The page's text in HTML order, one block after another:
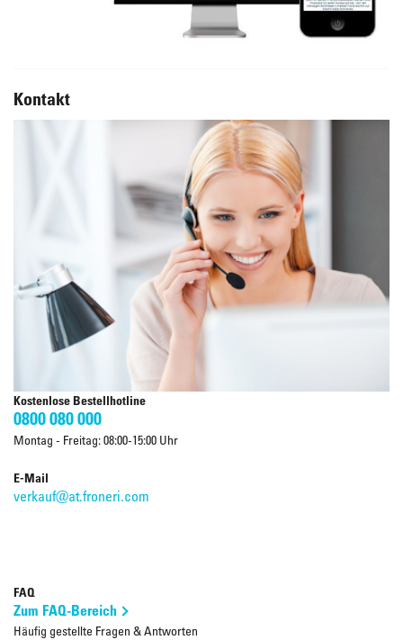
Kontakt
Kostenlose Bestellhotline
0800 080 000
Montag - Freitag: 08:00-15:00 Uhr
E-Mail
verkauf@at.froneri.com
FAQ
Zum FAQ-Bereich
Häufig gestellte Fragen & Antworten